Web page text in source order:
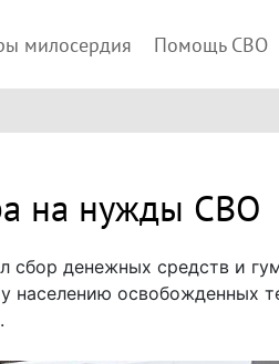
милосердия Помощь СВО
на нужды СВО
сбор денежных средств и
освобожденных